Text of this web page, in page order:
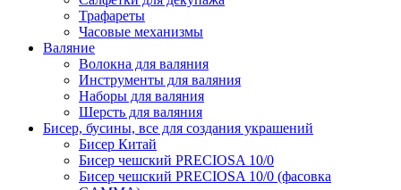
Трафареты
Часовые механизмы
Валяние
Волокна для валяния
Инструменты для валяния
Наборы для валяния
Шерсть для валяния
Бисер, бусины, все для создания украшений
Бисер Китай
Бисер чешский PRECIOSA 10/0
Бисер чешский PRECIOSA 10/0 (фасовка